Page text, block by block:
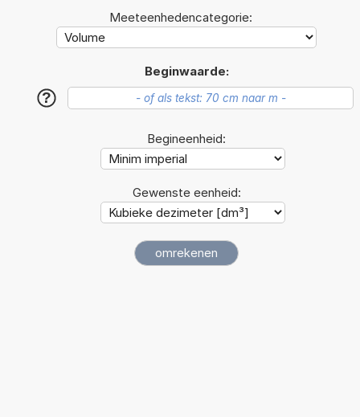
Meeteenhedencategorie:
Beginwaarde:
?
Begineenheid:
Gewenste eenheid: